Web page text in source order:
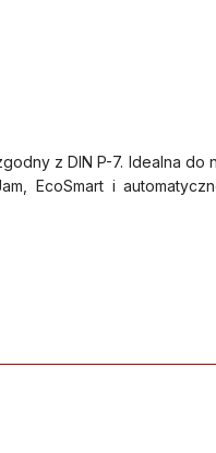
z DIN P-7. Idealna
EcoSmart i